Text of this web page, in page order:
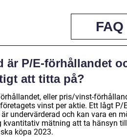
FAQ
är P/E-förhållandet
att titta på?
eller pris/vinst-
vinst per aktie. Ett lågt
undervärderad och kan vara en
kvantitativ mätning att ta hänsyn
köpa 2023.